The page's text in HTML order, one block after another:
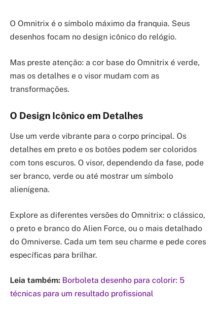
O Omnitrix é o símbolo máximo da franquia. Seus
desenhos focam no design icônico do relógio.
Mas preste atenção: a cor base do Omnitrix é verde,
mas os detalhes e o visor mudam com as
transformações.
O Design Icônico em Detalhes
Use um verde vibrante para o corpo principal. Os
detalhes em preto e os botões podem ser coloridos
com tons escuros. O visor, dependendo da fase, pode
ser branco, verde ou até mostrar um símbolo
alienígena.
Explore as diferentes versões do Omnitrix: o clássico,
o preto e branco do Alien Force, ou o mais detalhado
do Omniverse. Cada um tem seu charme e pede cores
específicas para brilhar.
Leia também: Borboleta desenho para colorir: 5
técnicas para um resultado profissional